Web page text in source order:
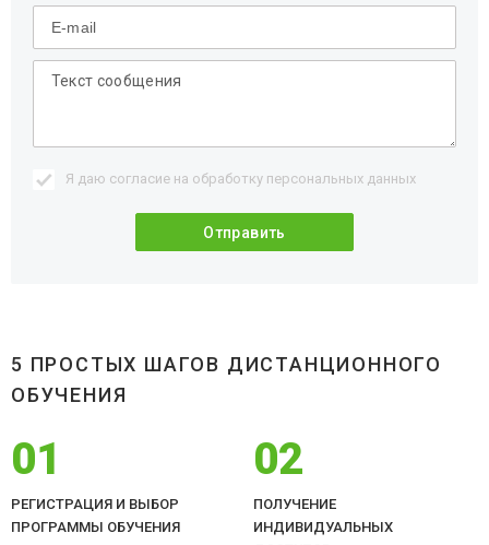
Я даю согласие на обработку персональных данных
5 ПРОСТЫХ ШАГОВ ДИСТАНЦИОННОГО
ОБУЧЕНИЯ
01
РЕГИСТРАЦИЯ И ВЫБОР
ПРОГРАММЫ ОБУЧЕНИЯ
02
ПОЛУЧЕНИЕ
ИНДИВИДУАЛЬНЫХ